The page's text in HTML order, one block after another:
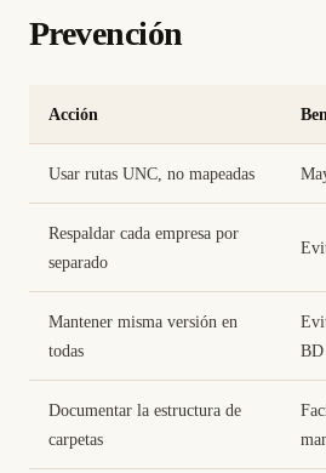
Prevención
Acción
Usar rutas UNC, no mapeadas
Respaldar cada empresa por
separado
Mantener misma versión en
todas
BD
Documentar la estructura de
carpetas